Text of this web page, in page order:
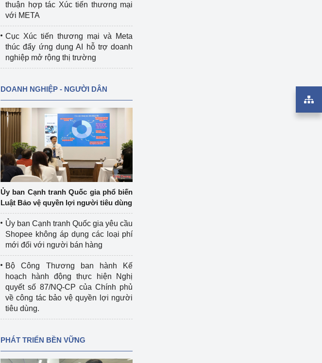
thuận hợp tác Xúc tiến thương mại
với META
Cục Xúc tiến thương mại và Meta
thúc đẩy ứng dụng AI hỗ trợ doanh
nghiệp mở rộng thị trường
DOANH NGHIỆP - NGƯỜI DÂN
Ủy ban Cạnh tranh Quốc gia phổ biến
Luật Bảo vệ quyền lợi người tiêu dùng
Ủy ban Cạnh tranh Quốc gia yêu cầu
Shopee không áp dụng các loại phí
mới đối với người bán hàng
Bộ Công Thương ban hành Kế
hoạch hành động thực hiện Nghị
quyết số 87/NQ-CP của Chính phủ
về công tác bảo vệ quyền lợi người
tiêu dùng.
PHÁT TRIỂN BỀN VỮNG